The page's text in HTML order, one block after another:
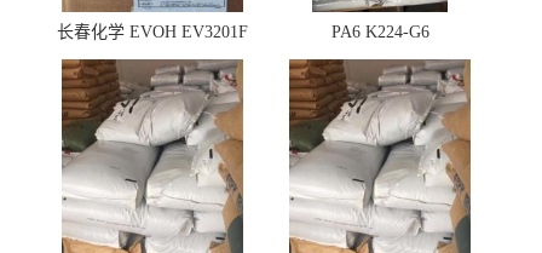
长春化学 EVOH EV3201F PA6 K224-G6